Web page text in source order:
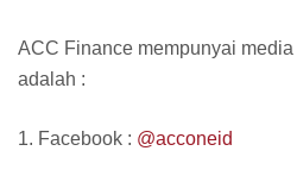
ACC Finance mempunyai
adalah :
1. Facebook : @acconeid